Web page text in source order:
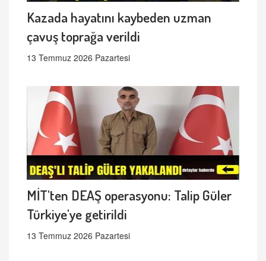
Kazada hayatını kaybeden uzman
çavuş toprağa verildi
13 Temmuz 2026 Pazartesi
MİT'ten DEAŞ operasyonu: Talip Güler
Türkiye'ye getirildi
13 Temmuz 2026 Pazartesi